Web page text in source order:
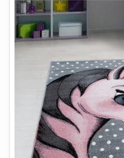
SOVEVÆRELSE
BØRNEMØBLER
OPBEVARING
LAMPER
HAVEMØBLER